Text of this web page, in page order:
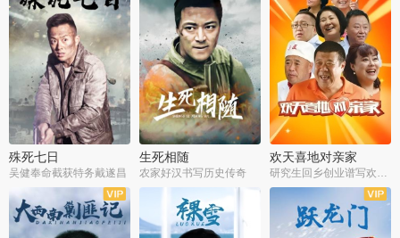
殊死七日
吴健奉命截获特务戴遂昌
生死相随
农家好汉书写历史传奇
欢天喜地对亲家
全21集 全30集